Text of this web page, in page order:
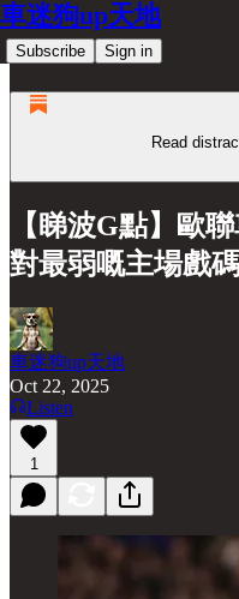
車迷狗up天地
Subscribe Sign in
Read
【睇波G點】歐
對最弱嘅主場戲碼
車迷狗up天地
Oct 22, 2025
Listen
1